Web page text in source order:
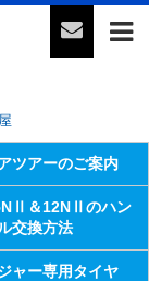
ツアーのご案内
＆12NⅡのハン
交換方法
ャー専用タイヤ